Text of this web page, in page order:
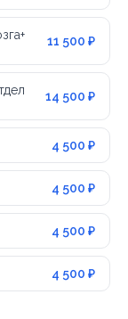
11 500 ₽
14 500 ₽
4 500 ₽
4 500 ₽
4 500 ₽
4 500 ₽